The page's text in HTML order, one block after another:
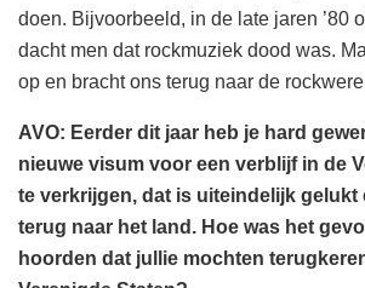
doen. Bijvoorbeeld, in de late jaren ’80
dacht men dat rockmuziek dood was.
op en bracht ons terug naar de
AVO: Eerder dit jaar heb je hard
nieuwe visum voor een verblijf in de
te verkrijgen, dat is uiteindelijk gelukt
terug naar het land. Hoe was het
hoorden dat jullie mochten